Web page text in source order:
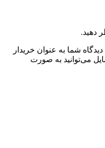
دهید.
شما به عنوان خریدار
می‌توانید به صورت